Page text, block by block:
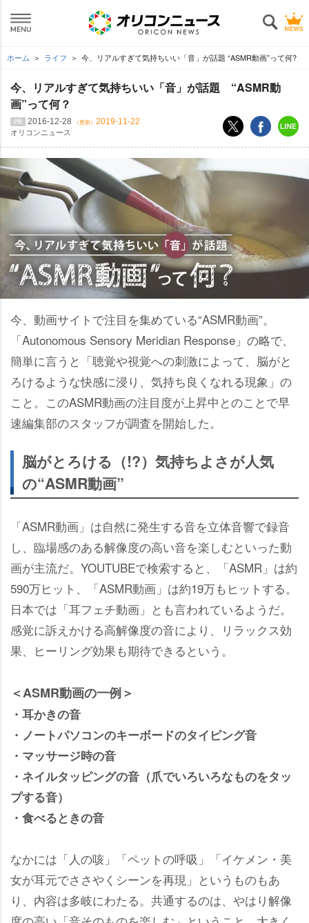
ホーム ライフ 今、リアルすぎて気持ちいい「音」が話題 “ASMR動画”って何?
今、リアルすぎて気持ちいい「音」が話題 “ASMR動
画”って何？
2016-12-28 （更新） 2019-11-22
オリコンニュース
今、動画サイトで注目を集めている“ASMR動画”。
「Autonomous Sensory Meridian Response」の略で、
簡単に言うと「聴覚や視覚への刺激によって、脳がと
ろけるような快感に浸り、気持ち良くなれる現象」の
こと。このASMR動画の注目度が上昇中とのことで早
速編集部のスタッフが調査を開始した。
脳がとろける（!?）気持ちよさが人気
の“ASMR動画”
「ASMR動画」は自然に発生する音を立体音響で録音
し、臨場感のある解像度の高い音を楽しむといった動
画が主流だ。YOUTUBEで検索すると、「ASMR」は約
590万ヒット、「ASMR動画」は約19万もヒットする。
日本では「耳フェチ動画」とも言われているようだ。
感覚に訴えかける高解像度の音により、リラックス効
果、ヒーリング効果も期待できるという。
＜ASMR動画の一例＞
・耳かきの音
・ノートパソコンのキーボードのタイピング音
・マッサージ時の音
・ネイルタッピングの音（爪でいろいろなものをタッ
プする音）
・食べるときの音
なかには「人の咳」「ペットの呼吸」「イケメン・美
女が耳元でささやくシーンを再現」というものもあ
り、内容は多岐にわたる。共通するのは、やはり解像